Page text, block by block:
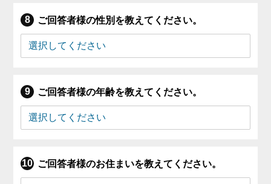
ご回答者様の性別を教えてください。
ご回答者様の年齢を教えてください。
ご回答者様のお住まいを教えてください。